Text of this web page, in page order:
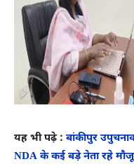
यह भी पढ़े : बांकीपुर
NDA के कई बड़े नेता रहे